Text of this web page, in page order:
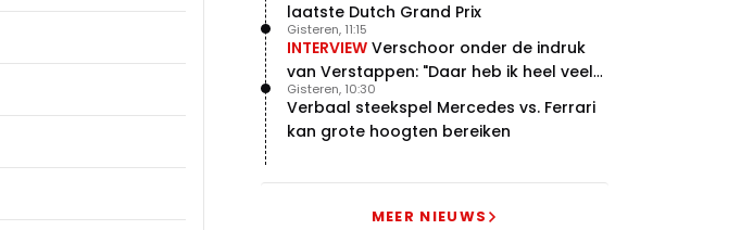
laatste Dutch Grand Prix
INTERVIEW Verschoor onder de indruk
van Verstappen: "Daar heb ik heel veel
respect voor"
Gisteren, 11:15
Verbaal steekspel Mercedes vs. Ferrari
kan grote hoogten bereiken
Gisteren, 10:30
MEER NIEUWS